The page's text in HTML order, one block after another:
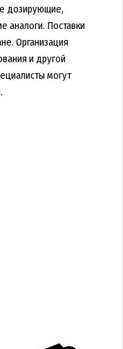
дозирующие,
аналоги. Поставки
Организация
и другой
могут